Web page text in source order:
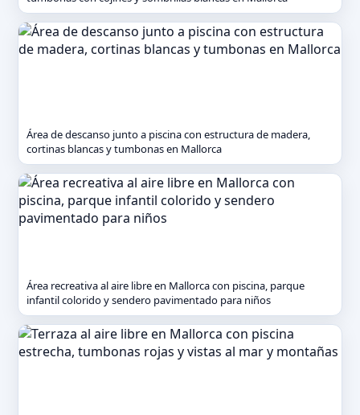
Área de descanso junto a piscina con estructura de madera,
cortinas blancas y tumbonas en Mallorca
Área recreativa al aire libre en Mallorca con piscina, parque
infantil colorido y sendero pavimentado para niños